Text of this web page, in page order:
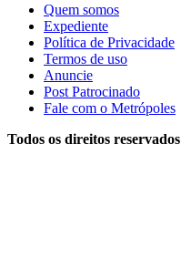
Quem somos
Expediente
Política de Privacidade
Termos de uso
Anuncie
Post Patrocinado
Fale com o Metrópoles
Todos os direitos reservados